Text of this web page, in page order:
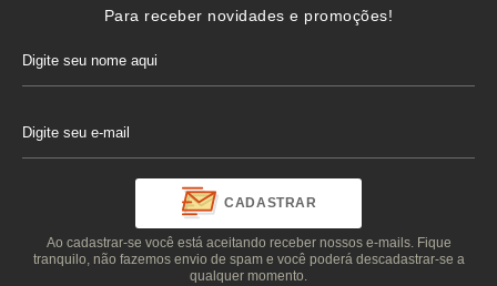
Para receber novidades e promoções!
CADASTRAR
Ao cadastrar-se você está aceitando receber nossos e-mails. Fique
tranquilo, não fazemos envio de spam e você poderá descadastrar-se a
qualquer momento.